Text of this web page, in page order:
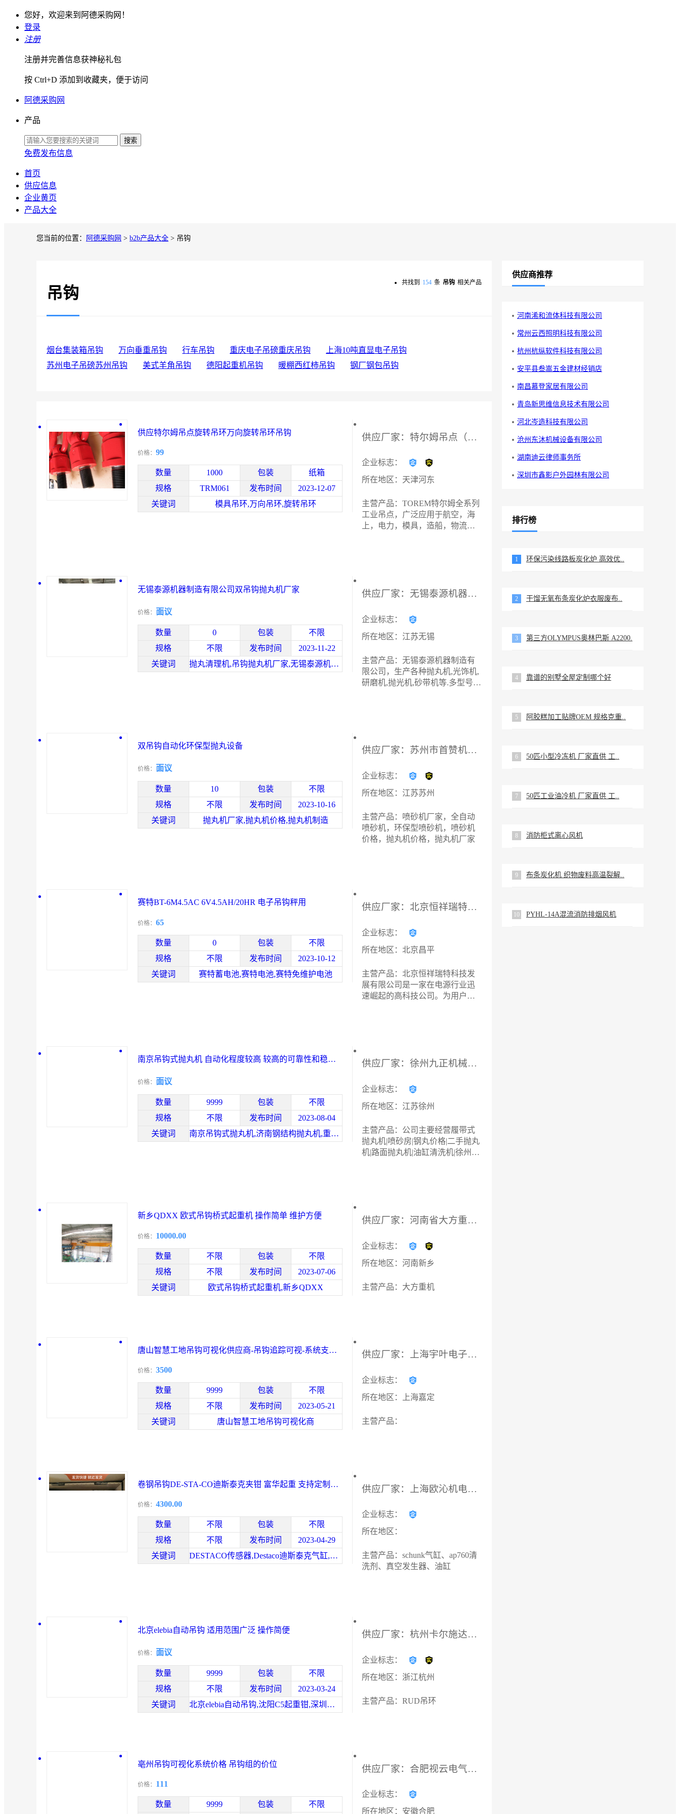
您好，欢迎来到阿德采购网！
登录
注册
注册并完善信息获神秘礼包
按 Ctrl+D 添加到收藏夹，便于访问
阿德采购网
产品
免费发布信息
首页
供应信息
企业黄页
产品大全
您当前的位置： 阿德采购网 > b2b产品大全 > 吊钩
吊钩
共找到 154 条 吊钩 相关产品
烟台集装箱吊钩 万向垂重吊钩 行车吊钩 重庆电子吊磅重庆吊钩
上海10吨直显电子吊钩
苏州电子吊磅苏州吊钩
美式羊角吊钩 德阳起重机吊钩 暖棚西红柿吊钩 钢厂钢包吊钩
供应特尔姆吊点旋转吊环万向旋转吊环吊钩
价格： 99
数量 1000 包装
纸箱
规格
TRM061 发布时间
2023-12-07
关键词
模具吊环,万向吊环,旋转吊环
供应厂家：特尔姆吊点（天津）技术有限公司
企业标志：
所在地区：天津河东
主营产品：TOREM特尔姆全系列
工业吊点，广泛应用于航空，海
上，电力，模具，造船，物流搬
无锡泰源机器制造有限公司双吊钩抛丸机厂家
价格： 面议
数量 0 包装
不限
规格
不限 发布时间
2023-11-22
关键词
抛丸清理机,吊钩抛丸机厂家,无锡泰源机器制造有限公司,抛丸机价格,喷砂喷丸机
供应厂家：无锡泰源机器制造有限公司
企业标志：
所在地区：江苏无锡
主营产品：无锡泰源机器制造有
限公司，生产各种抛丸机,光饰机,
研磨机,抛光机,砂带机等.多型号,
双吊钩自动化环保型抛丸设备
价格： 面议
数量 10 包装
不限
规格
不限 发布时间
2023-10-16
关键词
抛丸机厂家,抛丸机价格,抛丸机制造
供应厂家：苏州市首赞机械有限公司
企业标志：
所在地区：江苏苏州
主营产品：喷砂机厂家，全自动
喷砂机，环保型喷砂机，喷砂机
价格，抛丸机价格，抛丸机厂家
赛特BT-6M4.5AC 6V4.5AH/20HR 电子吊钩秤用
价格： 65
数量 0 包装
不限
规格
不限 发布时间
2023-10-12
关键词
赛特蓄电池,赛特电池,赛特免维护电池
供应厂家：北京恒祥瑞特科技发展有限公司
企业标志：
所在地区：北京昌平
主营产品：北京恒祥瑞特科技发
展有限公司是一家在电源行业迅
速崛起的高科技公司。为用户提
南京吊钩式抛丸机 自动化程度较高 较高的可靠性和稳定
价格： 面议
数量 9999 包装
不限
规格
不限 发布时间
2023-08-04
关键词
南京吊钩式抛丸机,济南钢结构抛丸机,重庆吊钩式抛丸机
供应厂家：徐州九正机械制造有限公司
企业标志：
所在地区：江苏徐州
主营产品：公司主要经营履带式
抛丸机|喷砂房|钢丸价格|二手抛丸
机|路面抛丸机|油缸清洗机|徐州九
新乡QDXX 欧式吊钩桥式起重机 操作简单 维护方便
价格： 10000.00
数量 不限 包装
不限
规格
不限 发布时间
2023-07-06
关键词
欧式吊钩桥式起重机,新乡QDXX
供应厂家：河南省大方重型机器有限公司
企业标志：
所在地区：河南新乡
主营产品：大方重机
唐山智慧工地吊钩可视化供应商-吊钩追踪可视-系统支持
价格： 3500
数量 9999 包装
不限
规格
不限 发布时间
2023-05-21
关键词
唐山智慧工地吊钩可视化商
供应厂家：上海宇叶电子科技有限公司
企业标志：
所在地区：上海嘉定
主营产品：
卷钢吊钩DE-STA-CO迪斯泰克夹钳 富华起重 支持定制
价格： 4300.00
数量 不限 包装
不限
规格
不限 发布时间
2023-04-29
关键词
DESTACO传感器,Destaco迪斯泰克气缸,DESTACO快换盘,Destaco手动夹钳
供应厂家：上海欧沁机电工程技术有限公司
企业标志：
所在地区：
主营产品：schunk气缸、ap760清
洗剂、真空发生器、油缸
北京elebia自动吊钩 适用范围广泛 操作简便
价格： 面议
数量 9999 包装
不限
规格
不限 发布时间
2023-03-24
关键词
北京elebia自动吊钩,沈阳C5起重钳,深圳西班牙elebia
供应厂家：杭州卡尔施达进出口有限公司
企业标志：
所在地区：浙江杭州
主营产品：RUD吊环
亳州吊钩可视化系统价格 吊钩组的价位
价格： 111
数量 9999 包装 不限
供应厂家：合肥视云电气科技有限公司
企业标志：
所在地区：安徽合肥
供应商推荐
河南浠和流体科技有限公司
常州云西照明科技有限公司
杭州杭纵软件科技有限公司
安平县叁嵩五金建材经销店
南昌慕登家居有限公司
青岛新思维信息技术有限公司
河北岑造科技有限公司
沧州东沐机械设备有限公司
湖南迪云律师事务所
深圳市鑫影户外园林有限公司
排行榜
1 环保污染线路板炭化炉 高效优..
2 干馏无氧布条炭化炉衣服废布..
3 第三方OLYMPUS奥林巴斯 A2200..
4 靠谱的别墅全屋定制哪个好
5 阿胶糕加工贴牌OEM 规格克重..
6 50匹小型冷冻机 厂家直供 工..
7 50匹工业油冷机 厂家直供 工..
8 消防柜式离心风机
9 布条炭化机 织物废料高温裂解..
10 PYHL-14A混流消防排烟风机